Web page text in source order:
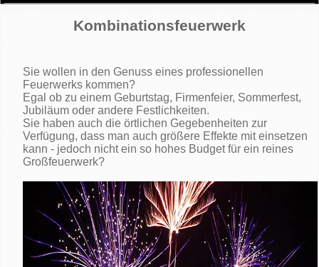
Kombinationsfeuerwerk
Sie wollen in den Genuss eines professionellen
Feuerwerks kommen?
Egal ob zu einem Geburtstag, Firmenfeier, Sommerfest,
Jubiläum oder andere Festlichkeiten.
Sie haben auch die örtlichen Gegebenheiten zur
Verfügung, dass man auch größere Effekte mit einsetzen
kann - jedoch nicht ein so hohes Budget für ein reines
Großfeuerwerk?